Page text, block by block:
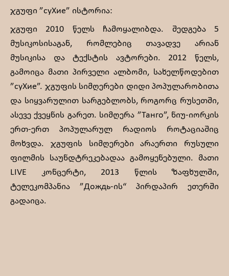
ჯგუფი ”суХие” ისტორია:
ჯგუფი 2010 წელს ჩამოყალიბდა. შედგება 5
მუსიკოსისაგან, რომლებიც თავადვე არიან
მუსიკისა და ტექსტის ავტორები. 2012 წელს,
გამოიცა მათი პირველი ალბომი, სახელწოდებით
”суХие”. ჯგუფის სიმღერები დიდი პოპულარობითა
და სიყვარულით სარგებლობს, როგორც რუსეთში,
ასევე ქვეყნის გარეთ. სიმღერა ”Танго”, ნიუ-იორკის
ერთ-ერთ პოპულარულ რადიოს როტაციაშიც
მოხვდა. ჯგუფის სიმღერები არაერთი რუსული
ფილმის საუნდტრეკებადაა გამოყენებული. მათი
LIVE კონცერტი, 2013 წლის ზაფხულში,
ტელეკომპანია ”Дождь-ის“ პირდაპირ ეთერში
გადაიცა.